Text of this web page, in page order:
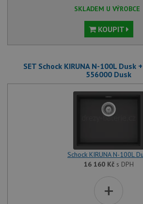
SKLADEM U VÝROBCE
KOUPIT
SET Schock KIRUNA N-100L Dusk
556000 Dusk
Schock KIRUNA N-100L
16 160 Kčs DPH
+